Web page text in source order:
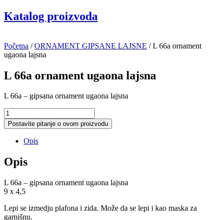
Katalog proizvoda
Početna /ORNAMENT GIPSANE LAJSNE / L 66a ornament
ugaona lajsna
L 66a ornament ugaona lajsna
L 66a – gipsana ornament ugaona lajsna
L
66a
ornament
ugaona
količina
Postavite pitanje o ovom proizvodu
Opis
Opis
L 66a – gipsana ornament ugaona lajsna
9 x 4,5
Lepi se izmedju plafona i zida. Može da se lepi i kao maska za
garnišnu.